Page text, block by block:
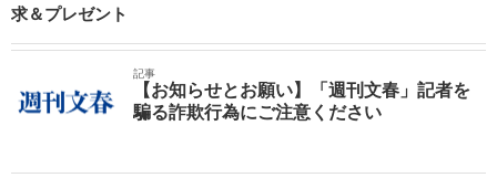
求＆プレゼント
記事
【お知らせとお願い】「週刊文春」記者を
騙る詐欺行為にご注意ください